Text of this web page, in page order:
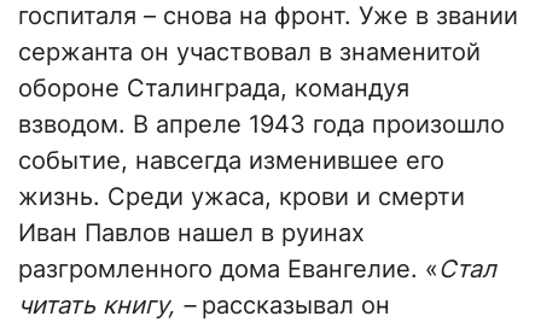
госпиталя – снова на фронт. Уже в звании
сержанта он участвовал в знаменитой
обороне Сталинграда, командуя
взводом. В апреле 1943 года произошло
событие, навсегда изменившее его
жизнь. Среди ужаса, крови и смерти
Иван Павлов нашел в руинах
разгромленного дома Евангелие. «Стал
читать книгу, – рассказывал он